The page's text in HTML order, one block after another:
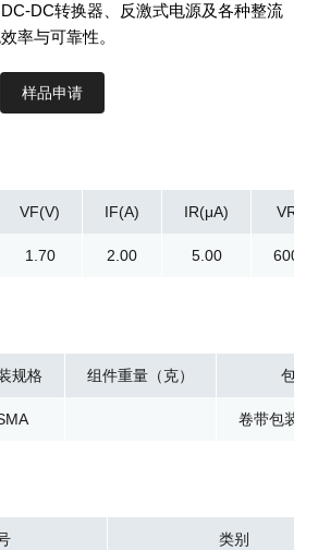
DC转换器、反激式电源及各种整流
率与可靠性。
样品申请
VF(V)
1.70
IF(A)
2.00
IR(μA)
5.00
VR(V)
规格 组件重量（克） 包装
卷带包装
类别